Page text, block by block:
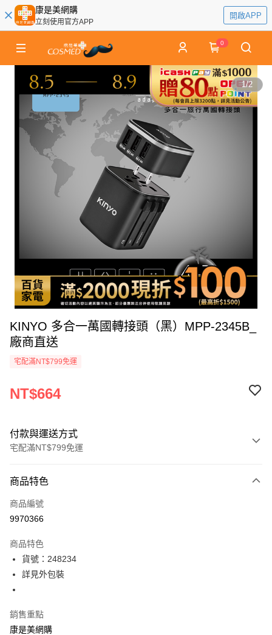
康是美網購
立刻使用官方APP
開啟APP
0
1/2
KINYO 多合一萬國轉接頭（黑）MPP-2345B_
廠商直送
宅配滿NT$799免運
NT$664
付款與運送方式
宅配滿NT$799免運
icash Pay
信用卡一次付款
LINE Pay
Apple Pay
悠遊付
商品特色
商品編號
9970366
商品特色
貨號：248234
詳見外包裝
銷售重點
康是美網購